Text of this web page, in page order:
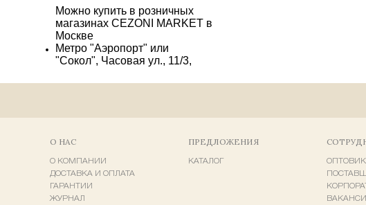
Можно купить в розничных
магазинах CEZONI MARKET в
Москве
Метро "Аэропорт" или
"Сокол", Часовая ул., 11/3,
павильон П 138-139
сезоны", павильон П 9, 2 этаж
О НАС
О КОМПАНИИ
ДОСТАВКА И ОПЛАТА
ГАРАНТИИ
ЖУРНАЛ
ПРЕДЛОЖЕНИЯ
КАТАЛОГ